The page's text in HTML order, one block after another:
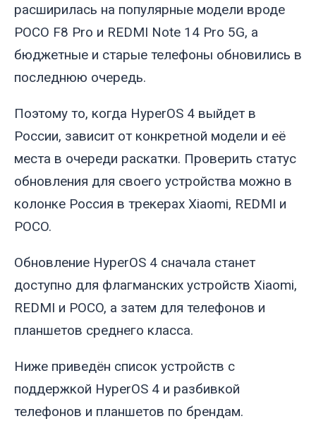
расширилась на популярные модели вроде
POCO F8 Pro и REDMI Note 14 Pro 5G, а
бюджетные и старые телефоны обновились в
последнюю очередь.
Поэтому то, когда HyperOS 4 выйдет в
России, зависит от конкретной модели и её
места в очереди раскатки. Проверить статус
обновления для своего устройства можно в
колонке Россия в трекерах Xiaomi, REDMI и
POCO.
Обновление HyperOS 4 сначала станет
доступно для флагманских устройств Xiaomi,
REDMI и POCO, а затем для телефонов и
планшетов среднего класса.
Ниже приведён список устройств с
поддержкой HyperOS 4 и разбивкой
телефонов и планшетов по брендам.